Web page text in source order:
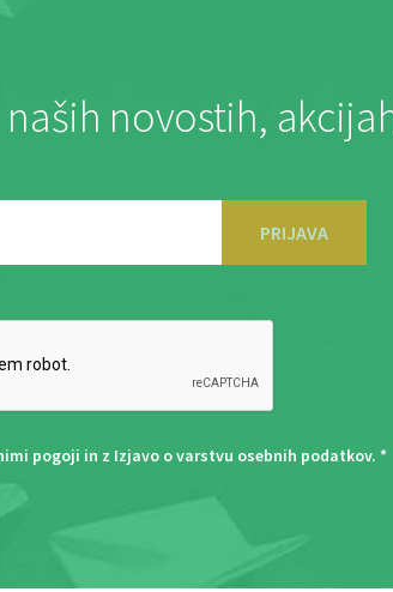
naših novostih,
PRIJAVA
pogoji in z Izjavo o varstvu osebnih podatkov. *